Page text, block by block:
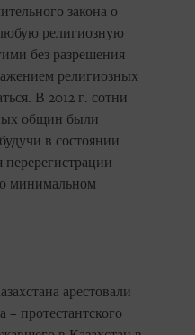
закона о
религиозную
без разрешения
религиозных
В 2012 г. сотни
общин были
в состоянии
перерегистрации
о минимальном
арестовали
протестантского